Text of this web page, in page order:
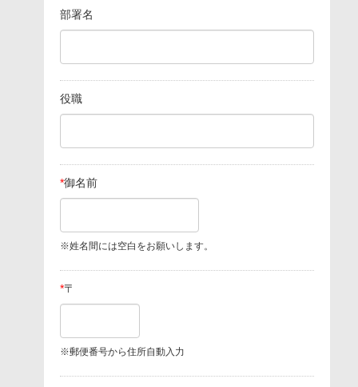
部署名
役職
*御名前
※姓名間には空白をお願いします。
*〒
※郵便番号から住所自動入力